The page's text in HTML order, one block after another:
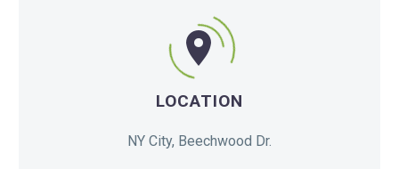


LOCATION
NY City, Beechwood Dr.